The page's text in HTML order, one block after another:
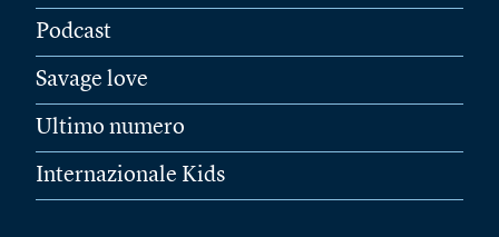
Podcast
Savage love
Ultimo numero
Internazionale Kids